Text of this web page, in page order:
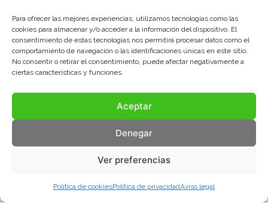
Para ofrecer las mejores experiencias, utilizamos tecnologías como las
cookies para almacenar y/o acceder a la información del dispositivo. El
consentimiento de estas tecnologías nos permitirá procesar datos como el
comportamiento de navegación o las identificaciones únicas en este sitio.
No consentir o retirar el consentimiento, puede afectar negativamente a
ciertas características y funciones.
Aceptar
Denegar
Ver preferencias
Política de cookiesPolítica de privacidadAviso legal